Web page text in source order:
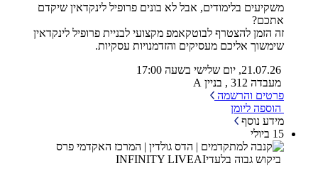
משקיעים בלימודים, אבל לא בונים פרופיל לינקדאין שיקדם
אתכם?
זה הזמן להצטרף לבוטקאמפ מקצועי לבניית פרופיל לינקדאין
שימשוך אליכם מעסיקים והזדמנויות עסקיות.
21.07.26, יום שלישי בשעה 17:00
מעבדה 312 , בניין A
פרטים והרשמה
הוספה ליומן
מידע נוסף
15 ביולי
ביקוש גבוה בלעדי INFINITY LIVEAI